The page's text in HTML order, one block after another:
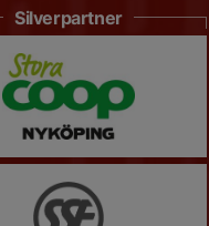
Silverpartner